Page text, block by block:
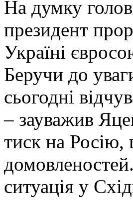
На думку
президент
Україні
Беручи до
сьогодні
– зауважив
тиск на
ситуація у